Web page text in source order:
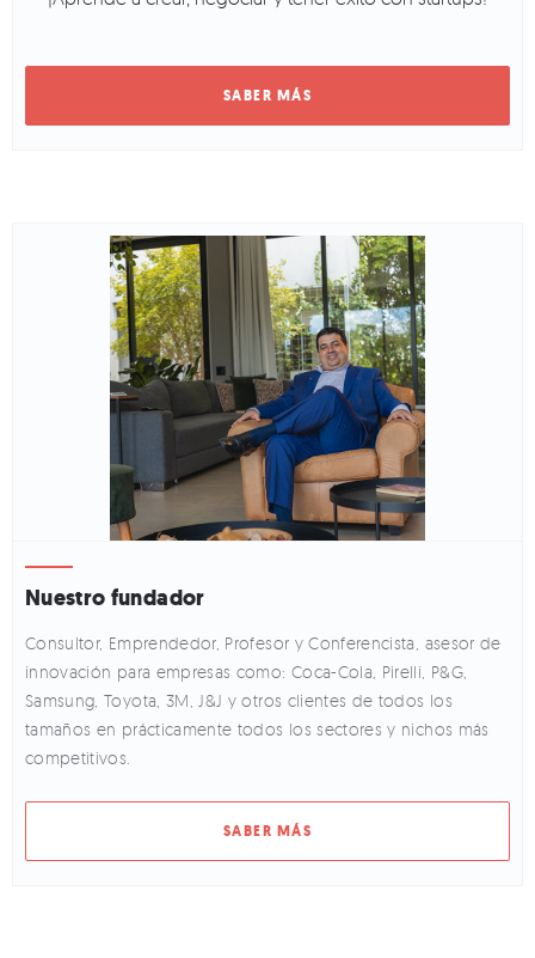
Nuestro fundador
Consultor, Emprendedor, Profesor y Conferencista, asesor de
innovación para empresas como: Coca-Cola, Pirelli, P&G,
Samsung, Toyota, 3M, J&J y otros clientes de todos los
tamaños en prácticamente todos los sectores y nichos más
competitivos.
SABER MÁS